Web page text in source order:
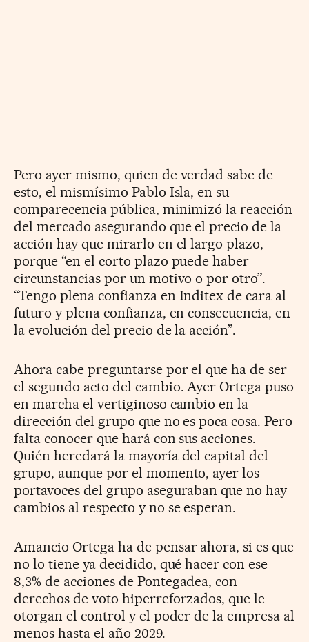
Pero ayer mismo, quien de verdad sabe de
esto, el mismísimo Pablo Isla, en su
comparecencia pública, minimizó la reacción
del mercado asegurando que el precio de la
acción hay que mirarlo en el largo plazo,
porque “en el corto plazo puede haber
circunstancias por un motivo o por otro”.
“Tengo plena confianza en Inditex de cara al
futuro y plena confianza, en consecuencia, en
la evolución del precio de la acción”.
Ahora cabe preguntarse por el que ha de ser
el segundo acto del cambio. Ayer Ortega puso
en marcha el vertiginoso cambio en la
dirección del grupo que no es poca cosa. Pero
falta conocer que hará con sus acciones.
Quién heredará la mayoría del capital del
grupo, aunque por el momento, ayer los
portavoces del grupo aseguraban que no hay
cambios al respecto y no se esperan.
Amancio Ortega ha de pensar ahora, si es que
no lo tiene ya decidido, qué hacer con ese
8,3% de acciones de Pontegadea, con
derechos de voto hiperreforzados, que le
otorgan el control y el poder de la empresa al
menos hasta el año 2029.